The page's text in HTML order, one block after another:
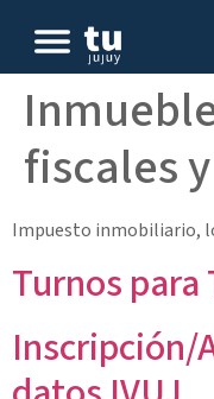
fiscales
Impuesto inmobiliario,
Turnos
Inscripción/